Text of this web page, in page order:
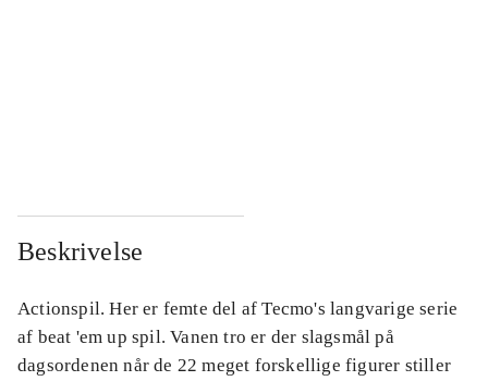
Beskrivelse
Actionspil. Her er femte del af Tecmo's langvarige serie
af beat 'em up spil. Vanen tro er der slagsmål på
dagsordenen når de 22 meget forskellige figurer stiller